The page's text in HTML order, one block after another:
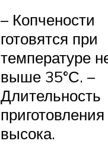
– Копчености
готовятся при
температуре
выше 35°С. –
Длительность
приготовления
высока.